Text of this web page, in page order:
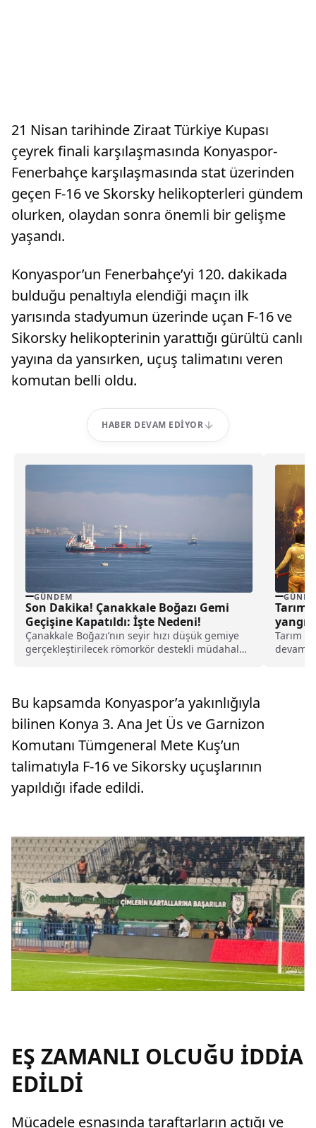
21 Nisan tarihinde Ziraat Türkiye Kupası
çeyrek finali karşılaşmasında Konyaspor-
Fenerbahçe karşılaşmasında stat üzerinden
geçen F-16 ve Skorsky helikopterleri gündem
olurken, olaydan sonra önemli bir gelişme
yaşandı.
Konyaspor’un Fenerbahçe’yi 120. dakikada
bulduğu penaltıyla elendiği maçın ilk
yarısında stadyumun üzerinde uçan F-16 ve
Sikorsky helikopterinin yarattığı gürültü canlı
yayına da yansırken, uçuş talimatını veren
komutan belli oldu.
HABER DEVAM EDIYOR
GÜNDEM
Son Dakika! Çanakkale Boğazı Gemi
Geçişine Kapatıldı: İşte Nedeni!
Çanakkale Boğazı’nın seyir hızı düşük gemiye
gerçekleştirilecek römorkör destekli müdahale
Tarım
Tarım
devam
Bu kapsamda Konyaspor’a yakınlığıyla
bilinen Konya 3. Ana Jet Üs ve Garnizon
Komutanı Tümgeneral Mete Kuş’un
talimatıyla F-16 ve Sikorsky uçuşlarının
yapıldığı ifade edildi.
EŞ ZAMANLI OLCUĞU İDDİA
EDİLDİ
Mücadele esnasında taraftarların açtığı ve